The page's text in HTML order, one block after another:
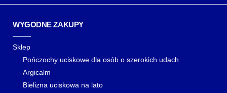
WYGODNE ZAKUPY
Sklep
Pończochy uciskowe dla osób o szerokich udach
Argicalm
Bielizna uciskowa na lato